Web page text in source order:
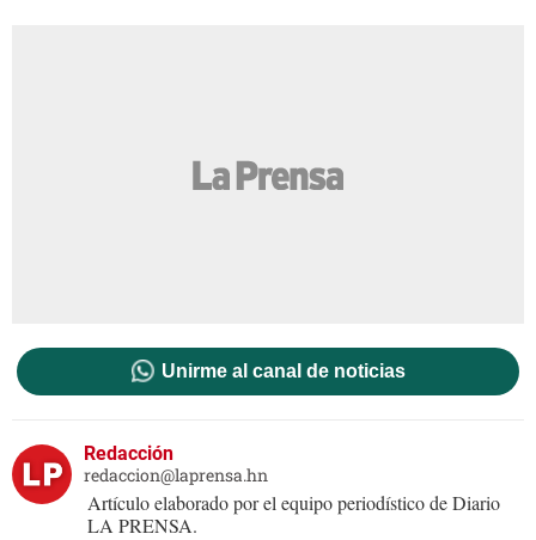
Unirme al canal de noticias
Redacción
redaccion@laprensa.hn
Artículo elaborado por el equipo periodístico de Diario
LA PRENSA.